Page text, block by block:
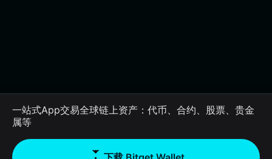
一站式App交易全球链上资产：代币、合约、股票、贵金
属等